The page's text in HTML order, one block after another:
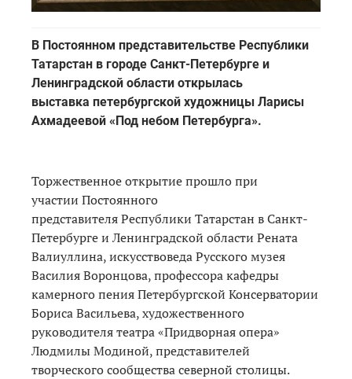
В Постоянном представительстве Республики
Татарстан в городе Санкт-Петербурге и
Ленинградской области открылась
выставка петербургской художницы Ларисы
Ахмадеевой «Под небом Петербурга».
Торжественное открытие прошло при
участии Постоянного
представителя Республики Татарстан в Санкт-
Петербурге и Ленинградской области Рената
Валиуллина, искусствоведа Русского музея
Василия Воронцова, профессора кафедры
камерного пения Петербургской Консерватории
Бориса Васильева, художественного
руководителя театра «Придворная опера»
Людмилы Модиной, представителей
творческого сообщества северной столицы.